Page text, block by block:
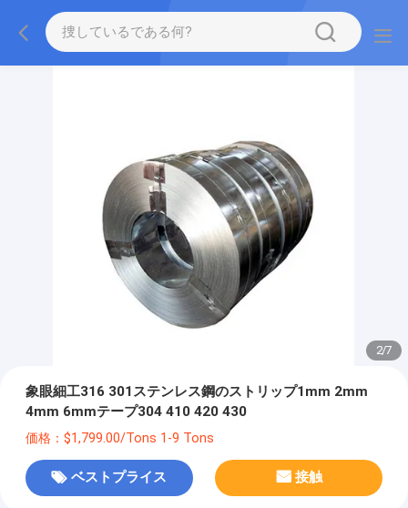
2/7
象眼細工316 301ステンレス鋼のストリップ1mm 2mm
4mm 6mmテープ304 410 420 430
価格：$1,799.00/Tons 1-9 Tons
ベストプライス 接触